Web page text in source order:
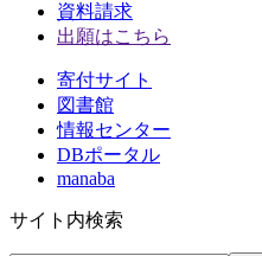
資料請求
出願はこちら
寄付サイト
図書館
情報センター
DBポータル
manaba
サイト内検索